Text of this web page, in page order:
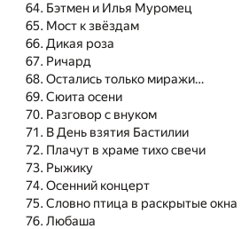
Бэтмен и Илья Муромец
Мост к звёздам
Дикая роза
Ричард
Остались только миражи…
Сюита осени
Разговор с внуком
В День взятия Бастилии
Плачут в храме тихо свечи
Рыжику
Осенний концерт
Словно птица в раскрытые окна
Любаша